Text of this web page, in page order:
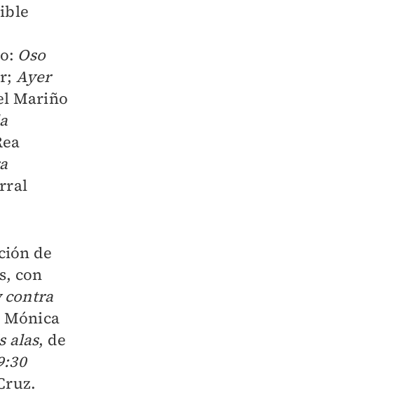
Oso
Ayer
Mariño
de
con
contra
Mónica
alas, de